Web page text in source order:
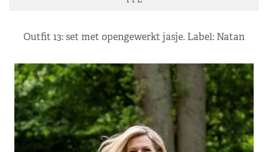
Outfit 13: set met opengewerkt jasje. Label: Natan